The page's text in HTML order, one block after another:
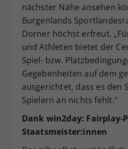
nächster Nähe ansehen
Burgenlands
Dorner höchst erfreut.
und Athleten bietet der
Spiel- bzw.
Gegebenheiten auf dem
ausgerichtet, dass es den
Spielern an nichts fehlt.“
Dank win2day: Fairplay-
Staatsmeister:innen